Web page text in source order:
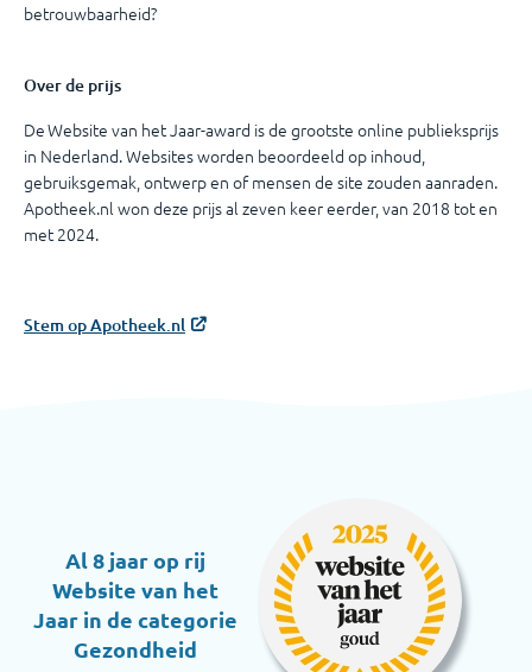
betrouwbaarheid?
Over de prijs
De Website van het Jaar-award is de grootste online publieksprijs
in Nederland. Websites worden beoordeeld op inhoud,
gebruiksgemak, ontwerp en of mensen de site zouden aanraden.
Apotheek.nl won deze prijs al zeven keer eerder, van 2018 tot en
met 2024.
Stem op Apotheek.nl
Al 8 jaar op rij
Website van het
Jaar in de categorie
Gezondheid